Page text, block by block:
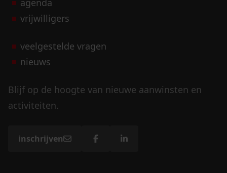
agenda
vrijwilligers
veelgestelde vragen
nieuws
Blijf op de hoogte van nieuwe aanwinsten en
activiteiten.
inschrijven